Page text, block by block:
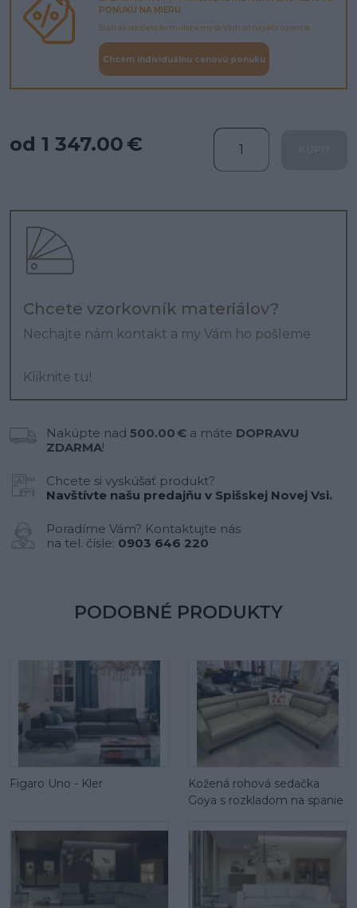
PONUKU NA MIERU
Stačí ak odošlete formulár a my sa Vám čo najskôr ozveme.
Chcem individuálnu cenovú ponuku
od 1 347.00 €
Chcete vzorkovník materiálov?
Nechajte nám kontakt a my Vám ho pošleme
Kliknite tu!
Nakúpte nad 500.00 € a máte DOPRAVU
ZDARMA!
Chcete si vyskúšať produkt?
Navštívte našu predajňu v Spišskej Novej Vsi.
Poradíme Vám? Kontaktujte nás
na tel. čísle: 0903 646 220
PODOBNÉ PRODUKTY
Figaro Uno - Kler
Kožená rohová sedačka
Goya s rozkladom na spanie